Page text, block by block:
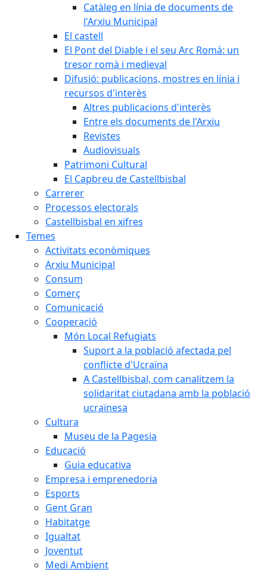
Catàleg en línia de documents de
l'Arxiu Municipal
El castell
El Pont del Diable i el seu Arc Romà: un
tresor romà i medieval
Difusió: publicacions, mostres en línia i
recursos d'interès
Altres publicacions d'interès
Entre els documents de l'Arxiu
Revistes
Audiovisuals
Patrimoni Cultural
El Capbreu de Castellbisbal
Carrerer
Processos electorals
Castellbisbal en xifres
Temes
Activitats econòmiques
Arxiu Municipal
Consum
Comerç
Comunicació
Cooperació
Món Local Refugiats
Suport a la població afectada pel
conflicte d'Ucraïna
A Castellbisbal, com canalitzem la
solidaritat ciutadana amb la població
ucraïnesa
Cultura
Museu de la Pagesia
Educació
Guia educativa
Empresa i emprenedoria
Esports
Gent Gran
Habitatge
Igualtat
Joventut
Medi Ambient